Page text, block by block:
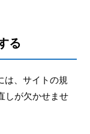
る
は、サイトの規
しが欠かせませ